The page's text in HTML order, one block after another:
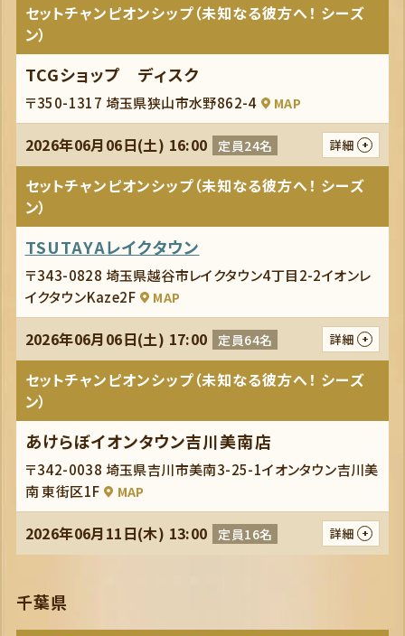
セットチャンピオンシップ（未知なる彼方へ！ シーズ
ン）
TCGショップ ディスク
〒350-1317 埼玉県狭山市水野862-4 MAP
2026年06月06日(土) 16:00 定員24名 詳細
セットチャンピオンシップ（未知なる彼方へ！ シーズ
ン）
TSUTAYAレイクタウン
〒343-0828 埼玉県越谷市レイクタウン4丁目2-2イオンレ
イクタウンKaze2F
MAP
2026年06月06日(土) 17:00 定員64名 詳細
セットチャンピオンシップ（未知なる彼方へ！ シーズ
ン）
あけらぼイオンタウン吉川美南店
〒342-0038 埼玉県吉川市美南3-25-1イオンタウン吉川美
南 東街区1F
MAP
2026年06月11日(木) 13:00 定員16名 詳細
千葉県